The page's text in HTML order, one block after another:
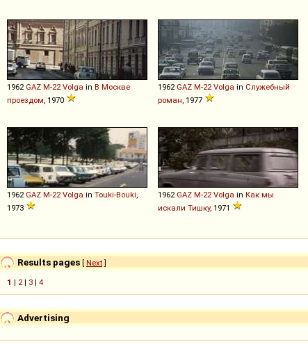
1962 GAZ M-22 Volga in В Москве
проездом , 1970
1962 GAZ M-22 Volga in Служебный
роман , 1977
1962 GAZ M-22 Volga in Touki-Bouki
1973
1962 GAZ M-22 Volga in Как мы
искали Тишку, 1971
Results pages [ Next]
1 | 2 | 3 | 4
Advertising